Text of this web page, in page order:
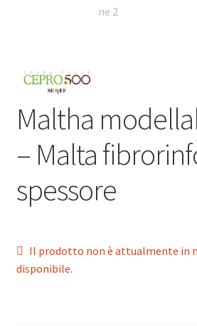
Maltha
– Malta
spessore
Il prodotto non è attualmente in
disponibile.